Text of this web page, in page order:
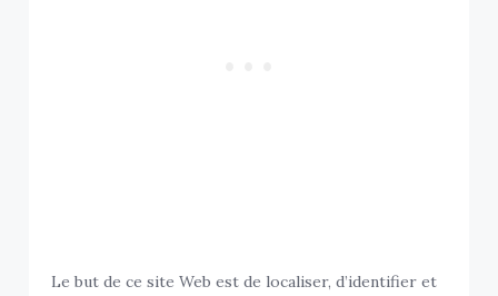
Le but de ce site Web est de localiser, d’identifier et